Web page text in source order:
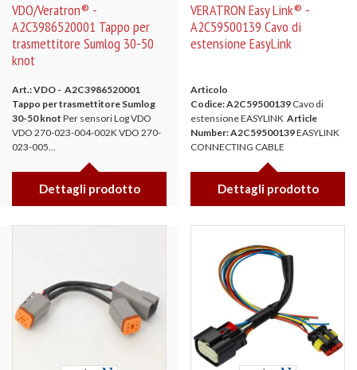
VDO/Veratron® -
A2C3986520001 Tappo per
trasmettitore Sumlog 30-50
knot
Art.: VDO - A2C3986520001
Tappo per trasmettitore Sumlog
30-50 knot Per sensori Log VDO
VDO 270-023-004-002K VDO 270-
023-005...
Dettagli prodotto
VERATRON Easy Link® -
A2C59500139 Cavo di
estensione EasyLink
Articolo
Codice: A2C59500139 Cavo di
estensione EASYLINK Article
Number: A2C59500139EASYLINK
CONNECTING CABLE
Dettagli prodotto